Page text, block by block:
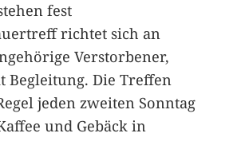
fest
richtet sich an
Verstorbener,
Begleitung. Die Treffen
jeden zweiten Sonntag
und Gebäck in